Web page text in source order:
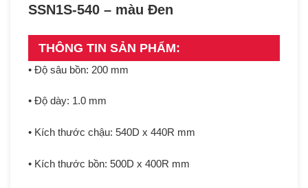
SSN1S-540 – màu Đen
THÔNG TIN SẢN PHẨM:
• Độ sâu bồn: 200 mm
• Độ dày: 1.0 mm
• Kích thước chậu: 540D x 440R mm
• Kích thước bồn: 500D x 400R mm